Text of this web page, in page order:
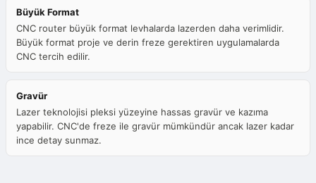
Büyük Format
CNC router büyük format levhalarda lazerden daha verimlidir.
Büyük format proje ve derin freze gerektiren uygulamalarda
CNC tercih edilir.
Gravür
Lazer teknolojisi pleksi yüzeyine hassas gravür ve kazıma
yapabilir. CNC'de freze ile gravür mümkündür ancak lazer kadar
ince detay sunmaz.